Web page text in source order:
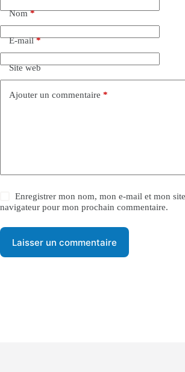
Nom*
E-mail*
Site web
Ajouter un commentaire *
Enregistrer mon nom, mon e-mail et mon
navigateur pour mon prochain commentaire.
Laisser un commentaire
r
n
v
e